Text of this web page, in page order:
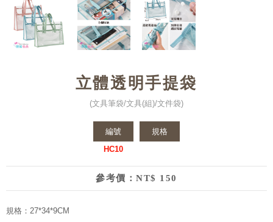
立體透明手提袋
(文具筆袋/文具(組)/文件袋)
編號
HC10
規格
參考價：NT$ 150
規格：27*34*9CM